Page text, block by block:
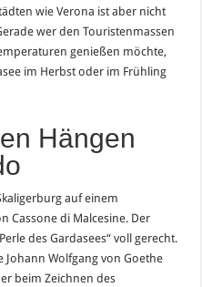
wie Verona ist aber nicht
wer den Touristenmassen
genießen möchte,
im Herbst oder im Frühling
Hängen
auf einem
Cassone di Malcesine. Der
des Gardasees“ voll gerecht.
Wolfgang von Goethe
beim Zeichnen des